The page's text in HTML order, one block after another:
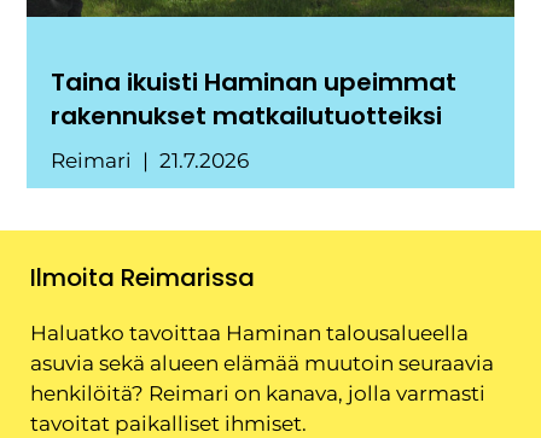
Taina ikuisti Haminan upeimmat
rakennukset matkailutuotteiksi
Reimari 21.7.2026
Ilmoita Reimarissa
Haluatko tavoittaa Haminan talousalueella
asuvia sekä alueen elämää muutoin seuraavia
henkilöitä? Reimari on kanava, jolla varmasti
tavoitat paikalliset ihmiset.